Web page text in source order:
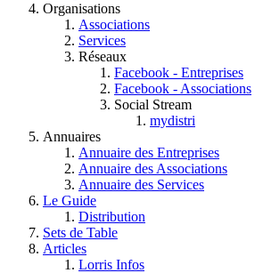
Organisations
Associations
Services
Réseaux
Facebook - Entreprises
Facebook - Associations
Social Stream
mydistri
Annuaires
Annuaire des Entreprises
Annuaire des Associations
Annuaire des Services
Le Guide
Distribution
Sets de Table
Articles
Lorris Infos